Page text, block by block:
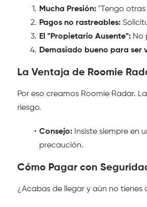
Mucha Presión: "Tengo
Pagos no rastreables:
El "Propietario Ausente": No
Demasiado bueno para ser
La Ventaja de Roomie
Por eso creamos Roomie Radar.
riesgo.
Consejo: Insiste siempre en
precaución.
Cómo Pagar con
¿Acabas de llegar y aún no tienes